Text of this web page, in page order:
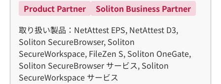
Product Partner
Soliton Business Partner
取り扱い製品：NetAttest EPS, NetAttest D3,
Soliton SecureBrowser, Soliton
SecureWorkspace, FileZen S, Soliton OneGate,
Soliton SecureBrowser サービス, Soliton
SecureWorkspace サービス